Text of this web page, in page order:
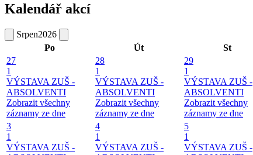
Kalendář akcí
Srpen2026
Po
Út St
27
1
VÝSTAVA ZUŠ -
ABSOLVENTI
Zobrazit všechny
záznamy ze dne
28
1
VÝSTAVA ZUŠ -
ABSOLVENTI
Zobrazit všechny
záznamy ze dne
29
1
VÝSTAVA ZUŠ -
ABSOLVENTI
Zobrazit všechny
záznamy ze dne
3
1
VÝSTAVA ZUŠ -
4
1
VÝSTAVA ZUŠ -
5
1
VÝSTAVA ZUŠ -